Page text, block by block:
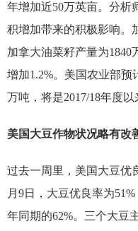
年增加近50万英亩。分析
积增加带来的积极影响。
加拿大油菜籽产量为1840
增加1.2%。美国农业部预
万吨，将是2017/18年度以
美国大豆作物状况略有改
过去一周里，美国大豆优
月9日，大豆优良率为
年同期的62%。三个大豆